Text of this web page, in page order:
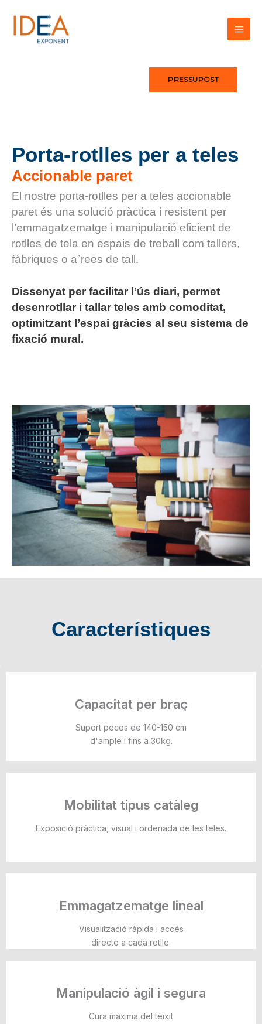
contingut
PRESSUPOST
Porta-rotlles per a teles
Accionable paret
El nostre porta-rotlles per a teles accionable
paret és una solució pràctica i resistent per
l’emmagatzematge i manipulació eficient de
rotlles de tela en espais de treball com tallers,
fàbriques o a`rees de tall.
Dissenyat per facilitar l’ús diari, permet
desenrotllar i tallar teles amb comoditat,
optimitzant l’espai gràcies al seu sistema de
fixació mural.
Característiques
Capacitat per braç
Suport peces de 140-150 cm
d'ample i fins a 30kg.
Mobilitat tipus catàleg
Exposició pràctica, visual i ordenada de les teles.
Emmagatzematge lineal
Visualització ràpida i accés
directe a cada rotlle.
Manipulació àgil i segura
Cura màxima del teixit